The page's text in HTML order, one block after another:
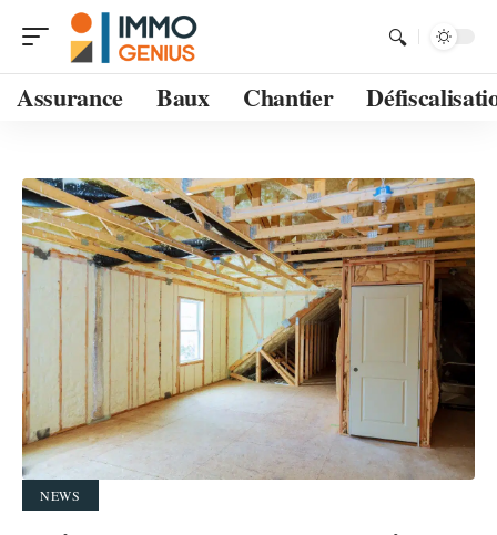
Assurance Baux Chantier
NEWS